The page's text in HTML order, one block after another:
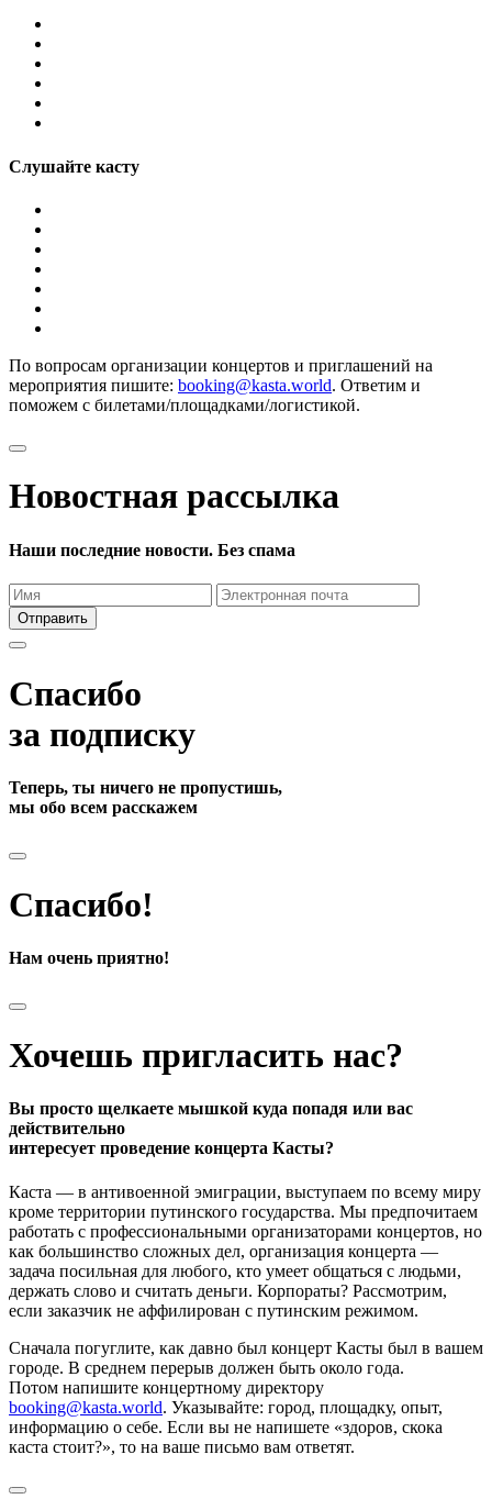
Слушайте касту
По вопросам организации концертов и приглашений на
мероприятия пишите: booking@kasta.world. Ответим и
поможем с билетами/площадками/логистикой.
Новостная рассылка
Наши последние новости. Без спама
Отправить
Спасибо
за подписку
Теперь, ты ничего не пропустишь,
мы обо всем расскажем
Спасибо!
Нам очень приятно!
Хочешь пригласить нас?
Вы просто щелкаете мышкой куда попадя или вас
действительно
интересует проведение концерта Касты?
Каста — в антивоенной эмиграции, выступаем по всему миру
кроме территории путинского государства. Мы предпочитаем
работать с профессиональными организаторами концертов, но
как большинство сложных дел, организация концерта —
задача посильная для любого, кто умеет общаться с людьми,
держать слово и считать деньги. Корпораты? Рассмотрим,
если заказчик не аффилирован с путинским режимом.
Сначала погуглите, как давно был концерт Касты был в вашем
городе. В среднем перерыв должен быть около года.
Потом напишите концертному директору
booking@kasta.world. Указывайте: город, площадку, опыт,
информацию о себе. Если вы не напишете «здоров, скока
каста стоит?», то на ваше письмо вам ответят.